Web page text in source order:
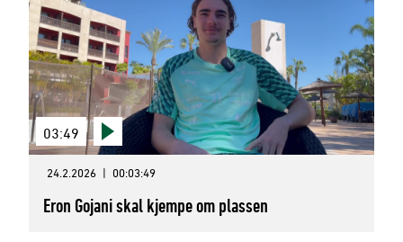
03:49
24.2.2026 | 00:03:49
Eron Gojani skal kjempe om plassen